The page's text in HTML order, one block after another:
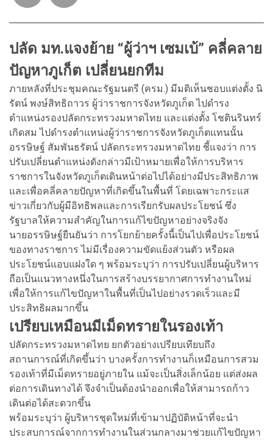
ปลัด มท.แจงย้าย “ผู้ว่าฯ เซมเบ้” คลี่คลาย
ปัญหาภูเก็ต เปลี่ยนยกทีม
ภายหลังที่ประชุมคณะรัฐมนตรี (ครม.) มีมติเห็นชอบแต่งตั้ง นิ
รัตน์ พงษ์สิทธิถาวร ผู้ว่าราชการจังหวัดภูเก็ต ไปดำรง
ตำแหน่งรองปลัดกระทรวงมหาดไทย และแต่งตั้ง โชตินรินทร์
เกิดสม ไปดำรงตำแหน่งผู้ว่าราชการจังหวัดภูเก็ตแทนนั้น
อรรษิษฐ์ สัมพันธรัตน์ ปลัดกระทรวงมหาดไทย ชี้แจงว่า การ
ปรับเปลี่ยนตำแหน่งดังกล่าวมีเป้าหมายเพื่อให้การบริหาร
ราชการในจังหวัดภูเก็ตเดินหน้าต่อไปได้อย่างมีประสิทธิภาพ
และเพื่อคลี่คลายปัญหาที่เกิดขึ้นในพื้นที่ โดยเฉพาะกระแส
ข่าวเกี่ยวกับผู้มีอิทธิพลและการเรียกรับผลประโยชน์ ซึ่ง
รัฐบาลให้ความสำคัญในการแก้ไขปัญหาอย่างจริงจัง
นายอรรษิษฐ์ยืนยันว่า การโยกย้ายครั้งนี้เป็นไปเพื่อประโยชน์
ของทางราชการ ไม่มีเรื่องความขัดแย้งส่วนตัว หรือผล
ประโยชน์แอบแฝงใด ๆ พร้อมระบุว่า การปรับเปลี่ยนผู้บริหาร
ถือเป็นแนวทางหนึ่งในการสร้างบรรยากาศการทำงานใหม่
เพื่อให้การแก้ไขปัญหาในพื้นที่เป็นไปอย่างรวดเร็วและมี
ประสิทธิผลมากขึ้น
เปรียบเหมือนมีเม็ดทรายในรองเท้า
ปลัดกระทรวงมหาดไทย ยกตัวอย่างเปรียบเทียบถึง
สถานการณ์ที่เกิดขึ้นว่า บางครั้งการทำงานก็เหมือนการสวม
รองเท้าที่มีเม็ดทรายอยู่ภายใน แม้จะเป็นสิ่งเล็กน้อย แต่ส่งผล
ต่อการเดินทางได้ จึงจำเป็นต้องนำออกเพื่อให้สามารถก้าว
เดินต่อได้สะดวกขึ้น
พร้อมระบุว่า ผู้บริหารชุดใหม่ที่เข้ามาปฏิบัติหน้าที่จะนำ
ประสบการณ์จากการทำงานในส่วนกลางมาช่วยแก้ไขปัญหา